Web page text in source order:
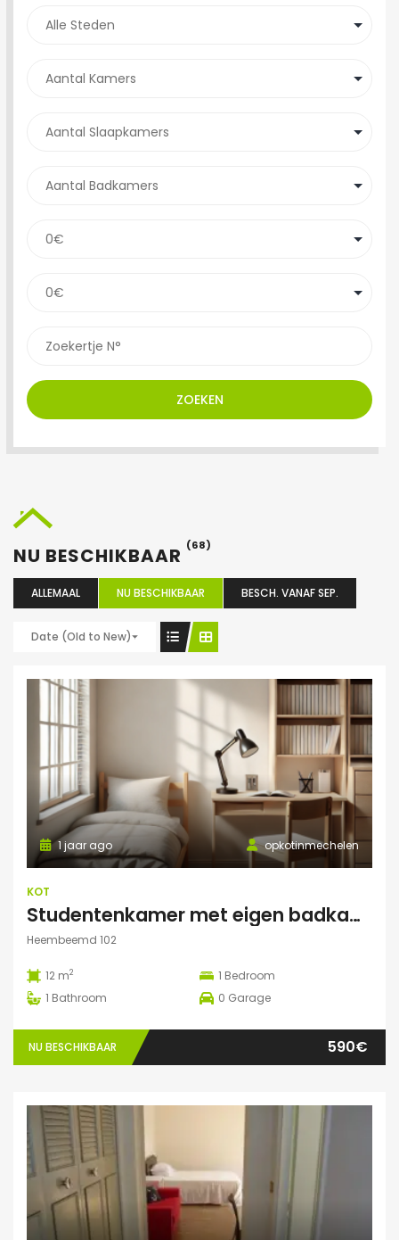
ZOEKEN
NU BESCHIKBAAR (68)
ALLEMAAL NU BESCHIKBAAR BESCH. VANAF SEP.
Date (Old to New)
opkotinmechelen
1 jaar ago
KOT
Studentenkamer met eigen badkamer
Heembeemd 102
12 m2 1 Bedroom
1 Bathroom 0 Garage
NU BESCHIKBAAR 590€